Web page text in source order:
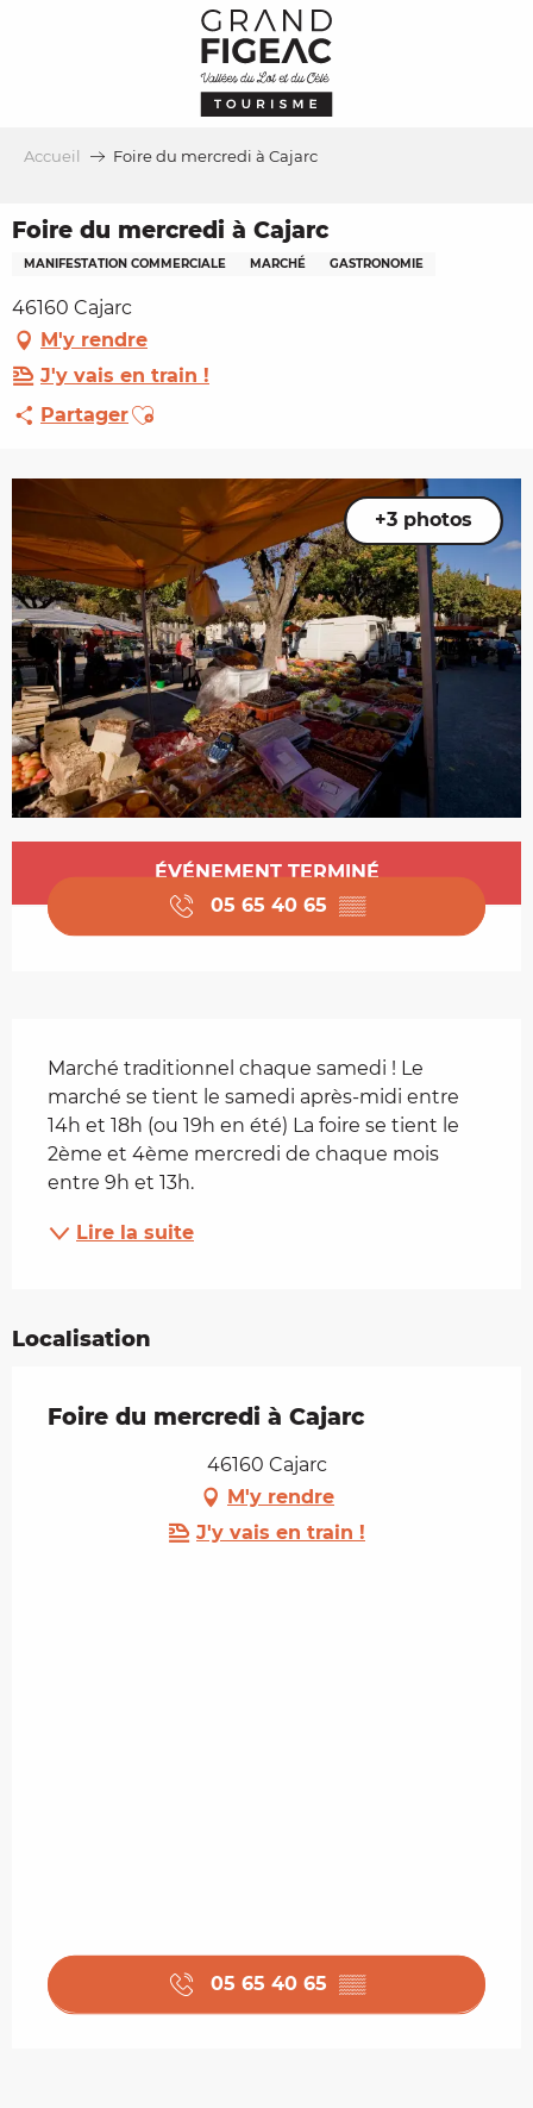
Accueil Foire du mercredi à Cajarc
Foire du mercredi à Cajarc
MANIFESTATION COMMERCIALE MARCHÉ GASTRONOMIE
46160 Cajarc
M'y rendre
J'y vais en train !
PartagerAjouter aux favoris
+3 photos
Ouverture et coordonnées
ÉVÉNEMENT TERMINÉ
05 65 40 65 ▒▒
Marché traditionnel chaque samedi ! Le
marché se tient le samedi après-midi entre
14h et 18h (ou 19h en été) La foire se tient le
2ème et 4ème mercredi de chaque mois
entre 9h et 13h.
Lire la suite
Localisation
Foire du mercredi à Cajarc
46160 Cajarc
M'y rendre
J'y vais en train !
05 65 40 65 ▒▒